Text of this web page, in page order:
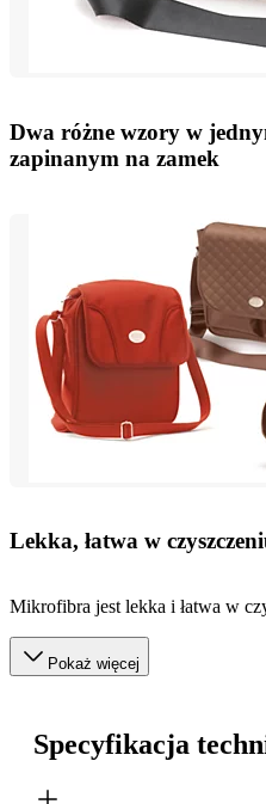
Dwa różne wzory w
zapinanym na zamek
Lekka, łatwa w
Mikrofibra jest lekka i łatwa w
Pokaż więcej
Specyfikacja